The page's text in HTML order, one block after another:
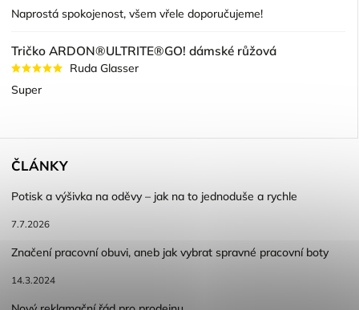
Naprostá spokojenost, všem vřele doporučujeme!
Tričko ARDON®ULTRITE®GO! dámské růžová
Ruda Glasser
Super
ČLÁNKY
Potisk a výšivka na oděvy – jak na to jednoduše a rychle
7.7.2026
Značení pracovní obuvi, aneb jak vybrat spravné pracovní boty
14.3.2024